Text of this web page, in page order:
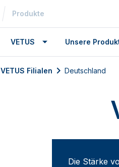
Produkte
VETUS Unsere
VETUS Filialen Deutschland
Die Stärke